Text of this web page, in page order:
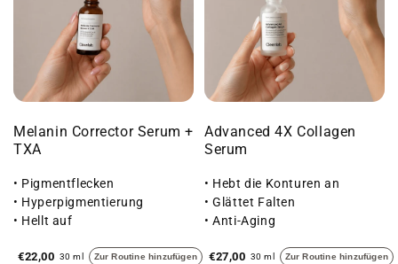
Melanin Corrector Serum +
TXA
• Pigmentflecken
• Hyperpigmentierung
• Hellt auf
€22,00 30 ml Zur Routine hinzufügen
Advanced 4X Collagen
Serum
• Hebt die Konturen an
• Glättet Falten
• Anti-Aging
€27,00 30 ml Zur Routine hinzufügen